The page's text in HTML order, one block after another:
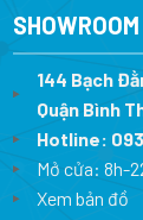
144 Bạch
Quận Bình
Hotline:
Mở cửa: 8h-
Xem bản đồ